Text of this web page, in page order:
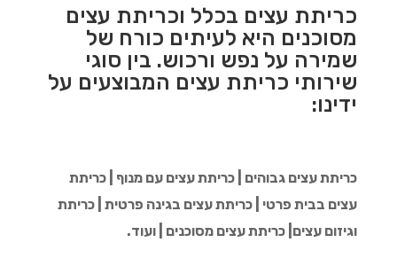
כריתת עצים בכלל וכריתת עצים
מסוכנים היא לעיתים כורח של
שמירה על נפש ורכוש. בין סוגי
שירותי כריתת עצים המבוצעים על
ידינו:
כריתת עצים גבוהים | כריתת עצים עם מנוף | כריתת
עצים בבית פרטי | כריתת עצים בגינה פרטית | כריתת
וגיזום עצים| כריתת עצים מסוכנים | ועוד.